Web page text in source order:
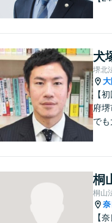
ます
犬
堺北
【
府
でも
桐
桐山
【